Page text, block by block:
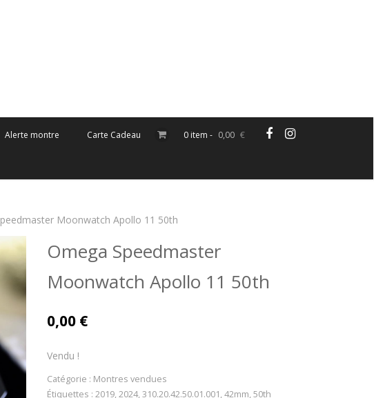
Alerte montre Carte Cadeau 0 item - 0,00 €
Moonwatch Apollo 11 50th
Omega Speedmaster
Moonwatch Apollo 11 50th
0,00 €
Vendu !
Catégorie : Montres vendues
Étiquettes : 2019, 2024, 310.20.42.50.01.001, 42mm, 50th